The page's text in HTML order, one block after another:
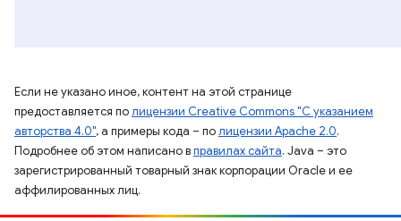
Если не указано иное, контент на этой странице
предоставляется полицензии Creative Commons "С указанием
авторства 4.0", а примеры кода – полицензии Apache 2.0.
Подробнее об этом написано вправилах сайта. Java – это
зарегистрированный товарный знак корпорации Oracle и ее
аффилированных лиц.